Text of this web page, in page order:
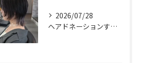
2026/07/28
ヘアドネーションするお客様✂